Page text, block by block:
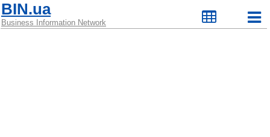
BIN.ua
Business Information Network